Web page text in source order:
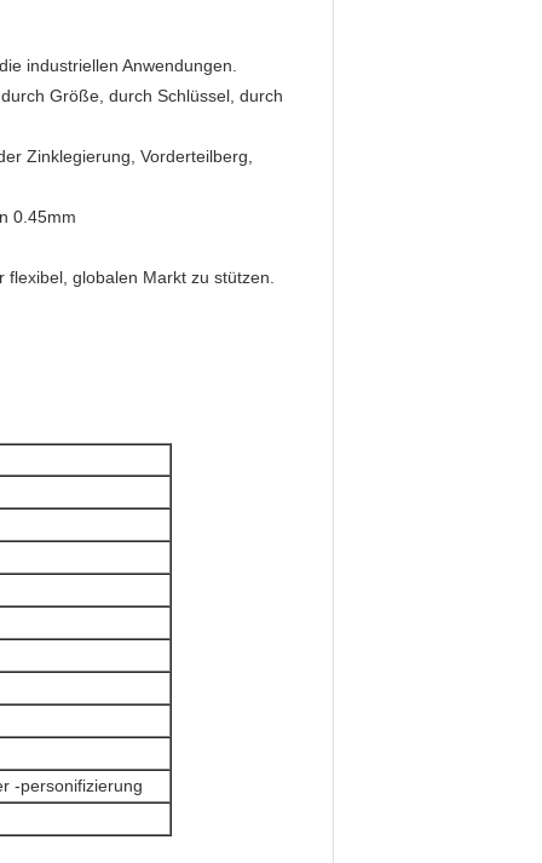
industriellen Anwendungen.
Größe, durch Schlüssel, durch
Zinklegierung, Vorderteilberg,
0.45mm
globalen Markt zu stützen.
-personifizierung